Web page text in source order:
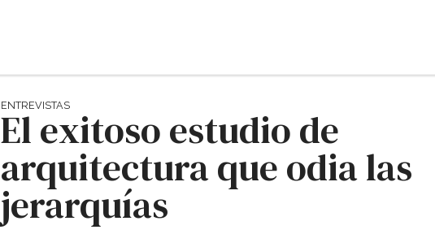
ENTREVISTAS
El exitoso estudio de
arquitectura que odia las
jerarquías